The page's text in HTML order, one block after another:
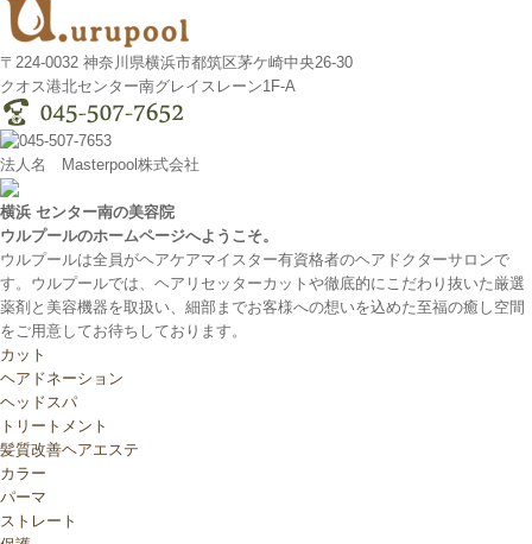
〒224-0032 神奈川県横浜市都筑区茅ケ崎中央26-30
クオス港北センター南グレイスレーン1F‐A
法人名 Masterpool株式会社
横浜 センター南の美容院
ウルプールのホームページへようこそ。
ウルプールは全員がヘアケアマイスター有資格者のヘアドクターサロンで
す。ウルプールでは、ヘアリセッターカットや徹底的にこだわり抜いた厳選
薬剤と美容機器を取扱い、細部までお客様への想いを込めた至福の癒し空間
をご用意してお待ちしております。
カット
ヘアドネーション
ヘッドスパ
トリートメント
髪質改善ヘアエステ
カラー
パーマ
ストレート